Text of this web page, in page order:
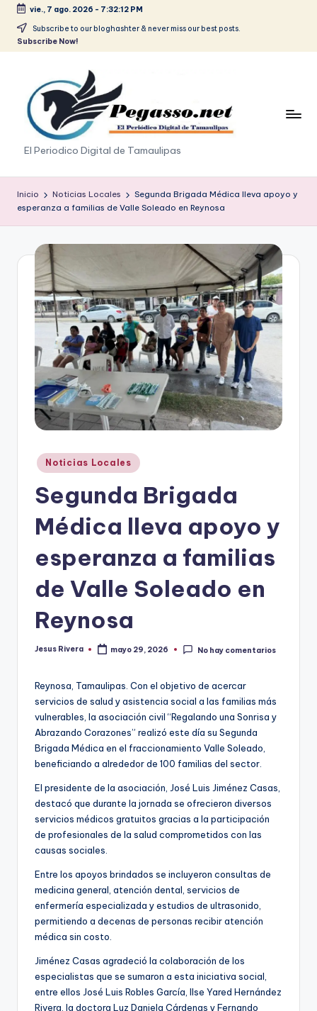
Saltar
vie., 7 ago. 2026 - 7:32:12 PM
Subscribe to our bloghashter & never miss our best posts.
Subscribe Now!
p
e
g
a
p
El Periodico Digital de Tamaulipas
Inicio Noticias Locales
Segunda Brigada Médica lleva apoyo y
esperanza a familias de Valle Soleado en Reynosa
Publicado
en
Noticias Locales
Segunda Brigada
Médica lleva apoyo y
esperanza a familias
de Valle Soleado en
Reynosa
Publicado
Jesus Rivera mayo 29, 2026 No hay comentarios
Reynosa, Tamaulipas. Con el objetivo de acercar
servicios de salud y asistencia social a las familias más
vulnerables, la asociación civil “Regalando una Sonrisa y
Abrazando Corazones” realizó este día su Segunda
Brigada Médica en el fraccionamiento Valle Soleado,
beneficiando a alrededor de 100 familias del sector.
El presidente de la asociación, José Luis Jiménez Casas,
destacó que durante la jornada se ofrecieron diversos
servicios médicos gratuitos gracias a la participación
de profesionales de la salud comprometidos con las
causas sociales.
Entre los apoyos brindados se incluyeron consultas de
medicina general, atención dental, servicios de
enfermería especializada y estudios de ultrasonido,
permitiendo a decenas de personas recibir atención
médica sin costo.
Jiménez Casas agradeció la colaboración de los
especialistas que se sumaron a esta iniciativa social,
entre ellos José Luis Robles García, Ilse Yared Hernández
Rivera, la doctora Luz Daniela Cárdenas y Fernando